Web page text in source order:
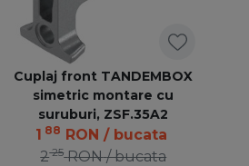
Cuplaj front TANDEMBOX
simetric montare cu
suruburi, ZSF.35A2
1 88 RON / bucata
225 RON / bucata